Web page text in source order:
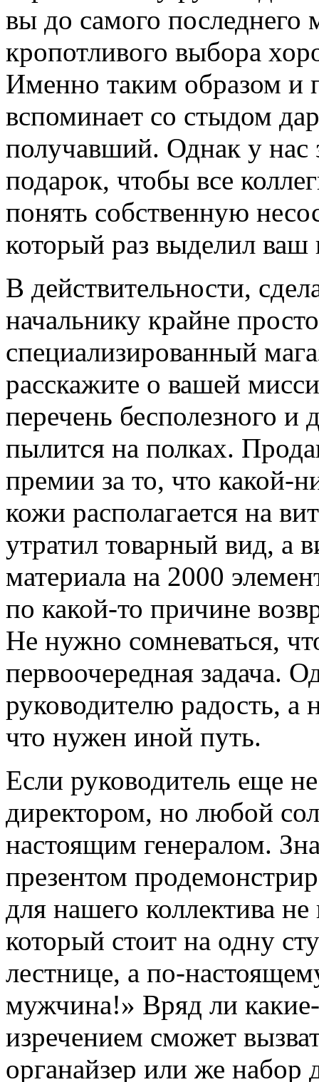
вы до самого последнего
кропотливого выбора
Именно таким образом и
вспоминает со стыдом
получавший. Однак у нас
подарок, чтобы все
понять собственную
который раз выделил ваш
В действительности,
начальнику крайне
специализированный
расскажите о вашей
перечень бесполезного и
пылится на полках.
премии за то, что какой-
кожи располагается на
утратил товарный вид, а
материала на 2000
по какой-то причине
Не нужно сомневаться,
первоочередная задача.
руководителю радость, а
что нужен иной путь.
Если руководитель еще
директором, но любой
настоящим генералом.
презентом
для нашего коллектива
который стоит на одну
лестнице, а по-
мужчина!» Вряд ли
изречением сможет
органайзер или же набор